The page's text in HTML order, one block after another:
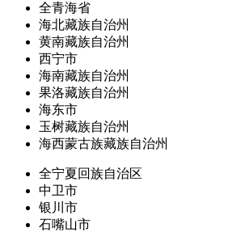
全青海省
海北藏族自治州
黄南藏族自治州
西宁市
海南藏族自治州
果洛藏族自治州
海东市
玉树藏族自治州
海西蒙古族藏族自治州
全宁夏回族自治区
中卫市
银川市
石嘴山市